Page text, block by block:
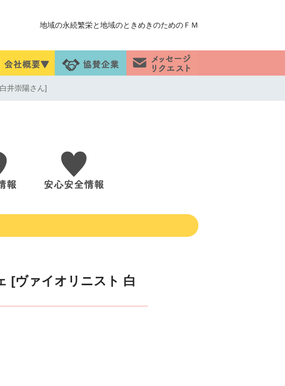
地域の永続繁栄と地域のときめきのためのＦＭ
井崇陽さん]
[ヴァイオリニスト 白